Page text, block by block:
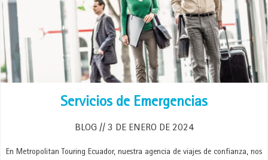
Servicios de Emergencias
BLOG 3 DE ENERO DE 2024
En Metropolitan Touring Ecuador, nuestra agencia de viajes de confianza, nos